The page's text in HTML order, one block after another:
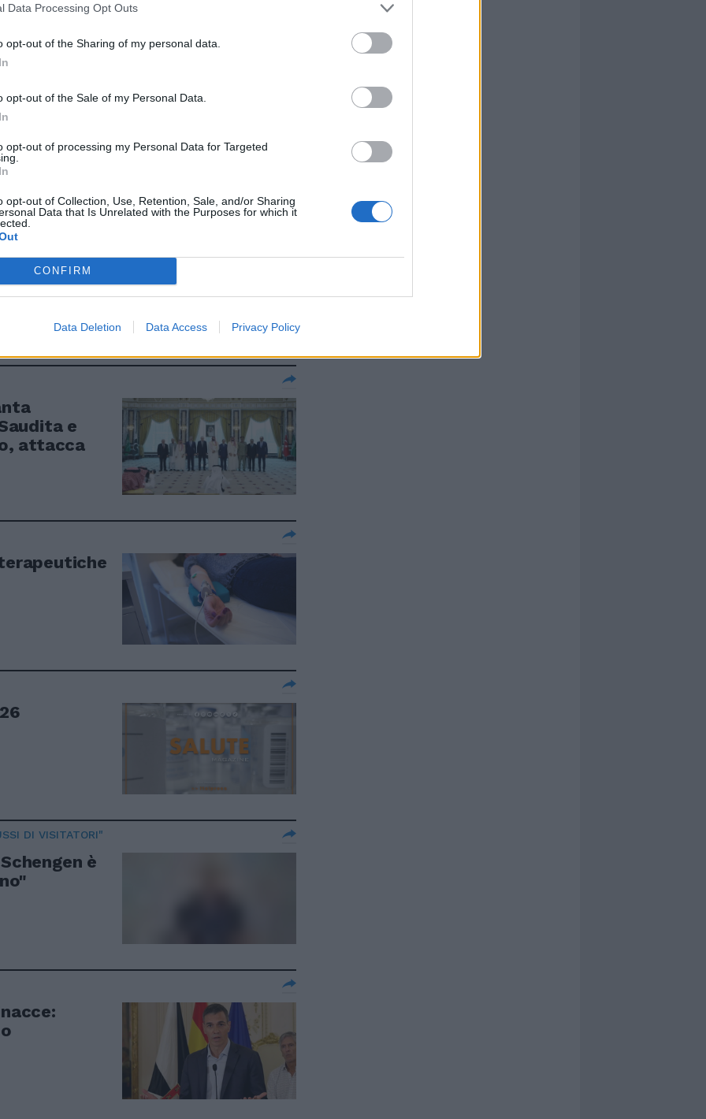
Data Processing Opt Outs
opt-out of the Sharing of my personal data.
opt-out of the Sale of my Personal Data.
opt-out of processing my Personal Data for Targeted
opt-out of Collection, Use, Retention, Sale, and/or Sharing
Data that Is Unrelated with the Purposes for which it
CONFIRM
Data Deletion Data Access Privacy Policy
sè: cita
Report
dei
la carica,
e
attacca
DI VISITATORI"
è